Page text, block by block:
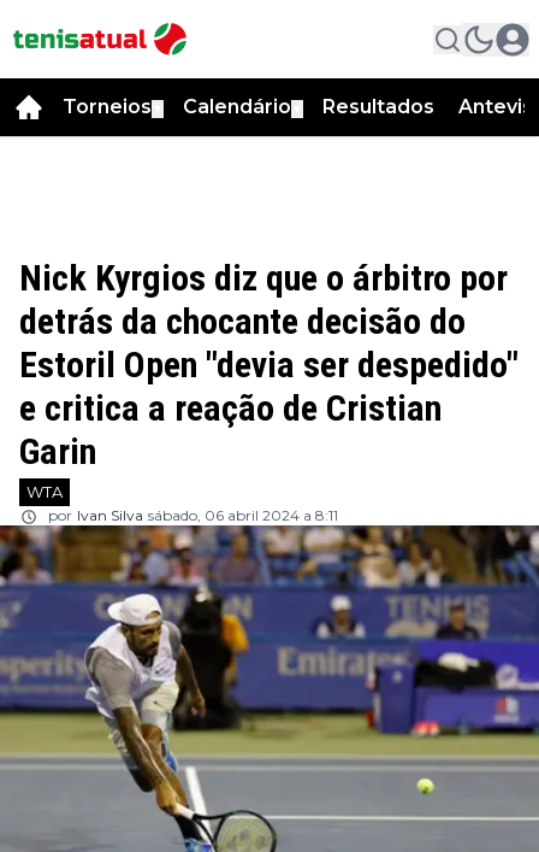
Torneios Calendário Resultados
Nick Kyrgios diz que o árbitro por
detrás da chocante decisão do
Estoril Open "devia ser despedido"
e critica a reação de Cristian
Garin
WTA
por Ivan Silva sábado, 06 abril 2024 a 8:11